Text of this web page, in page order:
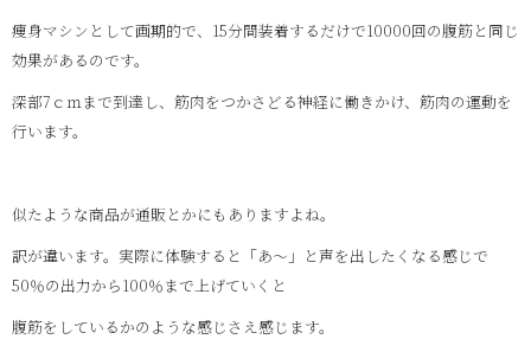
痩身マシンとして画期的で、15分間装着するだけで10000回の腹筋と同じ
効果があるのです。
深部7ｃｍまで到達し、筋肉をつかさどる神経に働きかけ、筋肉の運動を
行います。
似たような商品が通販とかにもありますよね。
訳が違います。実際に体験すると「あ～」と声を出したくなる感じで
50％の出力から100％まで上げていくと
腹筋をしているかのような感じさえ感じます。